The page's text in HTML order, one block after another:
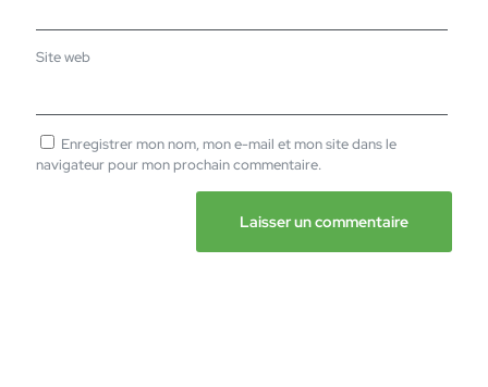
Site web
Enregistrer mon nom, mon e-mail et mon site dans le
navigateur pour mon prochain commentaire.